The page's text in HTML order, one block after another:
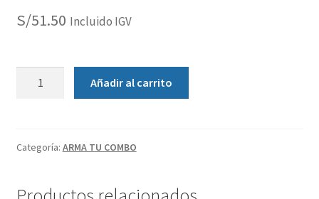
S/51.50 Incluido IGV
Añadir al carrito
Categoría: ARMA TU COMBO